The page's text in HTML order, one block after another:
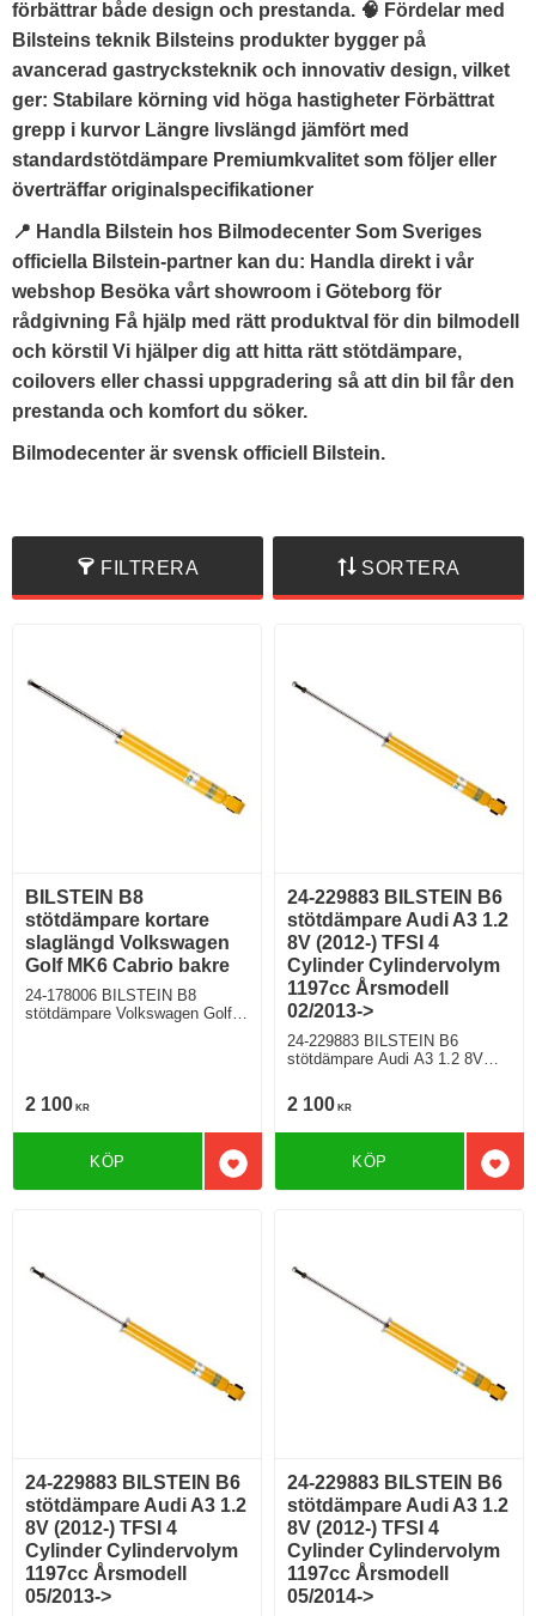
förbättrar både design och prestanda. 🧠 Fördelar med
Bilsteins teknik Bilsteins produkter bygger på
avancerad gastrycksteknik och innovativ design, vilket
ger: Stabilare körning vid höga hastigheter Förbättrat
grepp i kurvor Längre livslängd jämfört med
standardstötdämpare Premiumkvalitet som följer eller
överträffar originalspecifikationer
📍 Handla Bilstein hos Bilmodecenter Som Sveriges
officiella Bilstein-partner kan du: Handla direkt i vår
webshop Besöka vårt showroom i Göteborg för
rådgivning Få hjälp med rätt produktval för din bilmodell
och körstil Vi hjälper dig att hitta rätt stötdämpare,
coilovers eller chassi uppgradering så att din bil får den
prestanda och komfort du söker.
Bilmodecenter är svensk officiell Bilstein.
FILTRERA SORTERA
BILSTEIN B8
stötdämpare kortare
slaglängd Volkswagen
Golf MK6 Cabrio bakre
24-178006 BILSTEIN B8
stötdämpare Volkswagen Golf 6
2 100 KR
Lägg till i favoriter
KÖP
24-229883 BILSTEIN B6
stötdämpare Audi A3 1.2
8V (2012-) TFSI 4
Cylinder Cylindervolym
1197cc Årsmodell
02/2013->
24-229883 BILSTEIN B6
stötdämpare Audi A3 1.2 8V
Cylindervolym 1197cc
Årsmodell 02/2013-> Halvkombi
Framhjulsdriven 104 Hkr Bensin
Motorkod CJZA Manuell/6,
Semi-Automat/7 Modell utan
2 100 KR
KÖP
24-229883 BILSTEIN B6
stötdämpare Audi A3 1.2
8V (2012-) TFSI 4
Cylinder Cylindervolym
1197cc Årsmodell
05/2013->
24-229883 BILSTEIN B6
stötdämpare Audi A3 1.2
8V (2012-) TFSI 4
Cylinder Cylindervolym
1197cc Årsmodell
05/2014->